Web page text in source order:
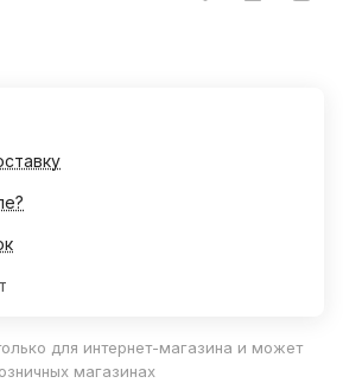
для интернет-магазина и может
магазинах